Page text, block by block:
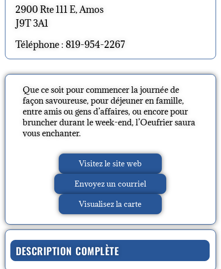
2900 Rte 111 E, Amos
J9T 3A1
Téléphone : 819-954-2267
Que ce soit pour commencer la journée de
façon savoureuse, pour déjeuner en famille,
entre amis ou gens d’affaires, ou encore pour
bruncher durant le week-end, l’Oeufrier saura
vous enchanter.
Visitez le site web
Envoyez un courriel
Visualisez la carte
DESCRIPTION COMPLÈTE